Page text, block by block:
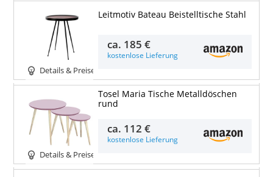
Details & Preise
Leitmotiv Bateau Beistelltische Stahl
ca. 185 €
kostenlose Lieferung
Details & Preise
Tosel Maria Tische Metalldöschen
rund
ca. 112 €
kostenlose Lieferung